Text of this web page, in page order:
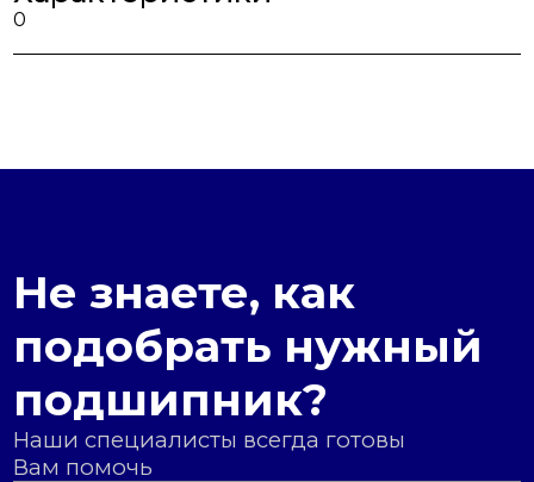
0
Не знаете, как
подобрать нужный
подшипник?
Наши специалисты всегда готовы
Вам помочь